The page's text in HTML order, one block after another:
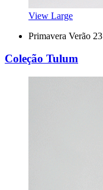
View Large
Primavera Verão 23
Coleção Tulum